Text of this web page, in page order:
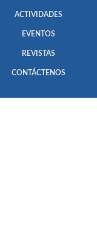
ACTIVIDADES
EVENTOS
REVISTAS
CONTÁCTENOS